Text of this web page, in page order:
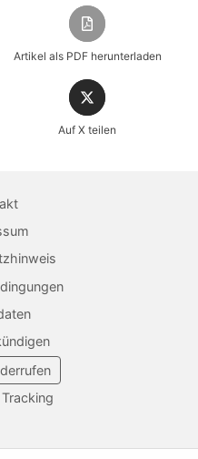
lesen
behalten
Artikel als PDF herunterladen
Auf X teilen